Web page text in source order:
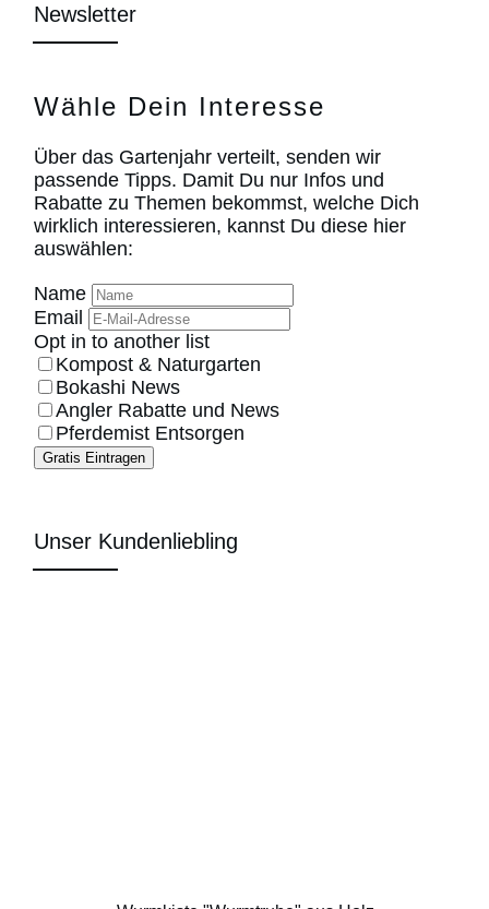
Newsletter
Wähle Dein Interesse
Über das Gartenjahr verteilt, senden wir
passende Tipps. Damit Du nur Infos und
Rabatte zu Themen bekommst, welche Dich
wirklich interessieren, kannst Du diese hier
auswählen:
Name
Email
Opt in to another list
Kompost & Naturgarten
Bokashi News
Angler Rabatte und News
Pferdemist Entsorgen
Gratis Eintragen
Unser Kundenliebling